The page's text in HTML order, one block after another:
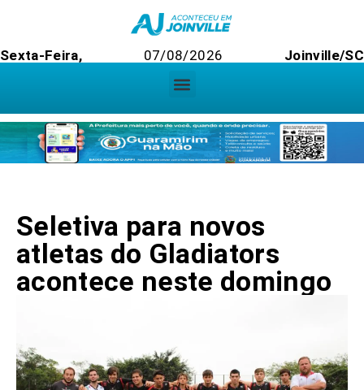
Sexta-Feira, 07/08/2026 Joinville/SC
Seletiva para novos
atletas do Gladiators
acontece neste domingo